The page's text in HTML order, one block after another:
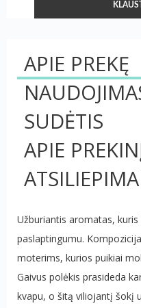
APIE PREKĘ
SUDĖTIS
APIE
Užburiantis aromatas,
paslaptingumu.
moterims, kurios puikiai
Gaivus polėkis prasideda
kvapu, o šitą viliojantį šokį